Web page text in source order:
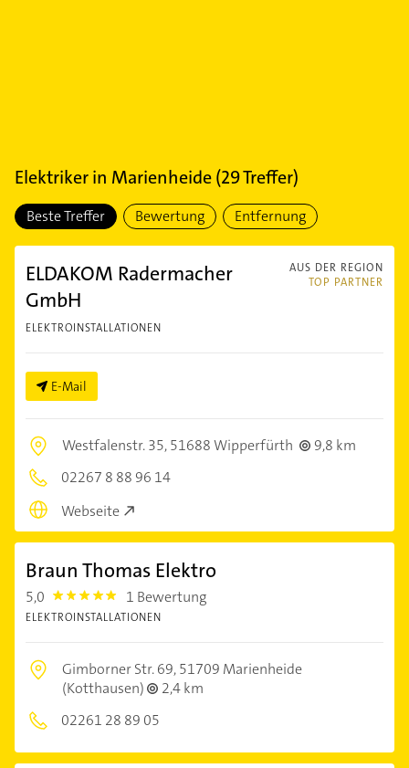
Elektrikerin Marienheide(29Treffer)
Beste Treffer Bewertung Entfernung
AUS DER REGION
TOP PARTNER
ELDAKOM Radermacher
GmbH
ELEKTROINSTALLATIONEN
E-Mail
Westfalenstr. 35,51688 Wipperfürth
9,8 km
02267 8 88 96 14
Webseite
Braun Thomas Elektro
5,0 5.0 1 Bewertung
ELEKTROINSTALLATIONEN
Gimborner Str. 69,51709 Marienheide
(Kotthausen)
2,4 km
02261 28 89 05